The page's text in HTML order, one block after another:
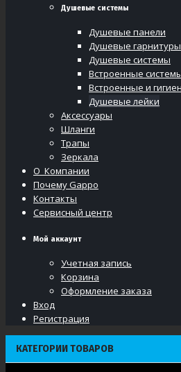
Душевые системы
Душевые панели
Душевые гарнитуры
Душевые системы
Встроенные
Встроенные и
Душевые лейки
Аксессуары
Шланги
Трапы
Зеркала
О Компании
Почему Gappo
Контакты
Сервисный центр
Мой аккаунт
Учетная запись
Корзина
Оформление заказа
Вход
Регистрация
КАТЕГОРИИ ТОВАРОВ